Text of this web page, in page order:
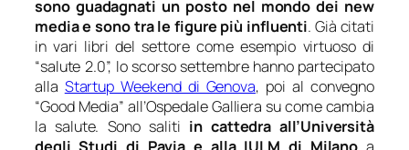
sono guadagnati un posto nel mondo dei new
media e sono tra le figure più influenti. Già citati
in vari libri del settore come esempio virtuoso di
“salute 2.0”, lo scorso settembre hanno partecipato
alla Startup Weekend di Genova, poi al convegno
“Good Media” all’Ospedale Galliera su come cambia
la salute. Sono saliti in cattedra all’Università